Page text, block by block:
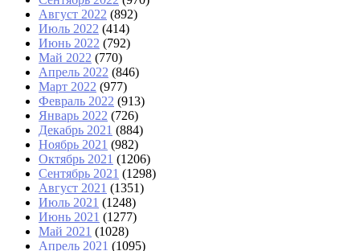
Август 2022 (892)
Июль 2022 (414)
Июнь 2022 (792)
Май 2022 (770)
Апрель 2022 (846)
Март 2022 (977)
Февраль 2022 (913)
Январь 2022 (726)
Декабрь 2021 (884)
Ноябрь 2021 (982)
Октябрь 2021 (1206)
Сентябрь 2021 (1298)
Август 2021 (1351)
Июль 2021 (1248)
Июнь 2021 (1277)
Май 2021 (1028)
Апрель 2021 (1095)